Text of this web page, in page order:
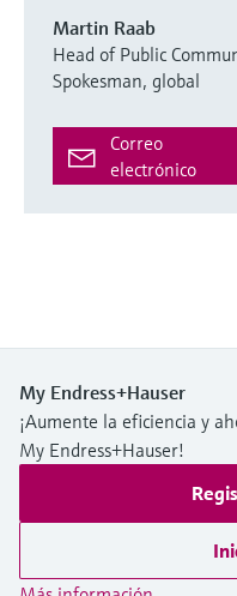
Martin Raab
Head of Public
Spokesman, global
Correo
electrónico
My Endress+Hauser
¡Aumente la eficiencia y
My Endress+Hauser!